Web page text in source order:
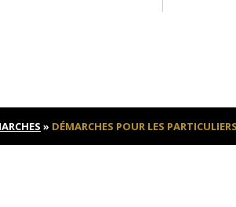
» DÉMARCHES POUR LES PARTICULIERS